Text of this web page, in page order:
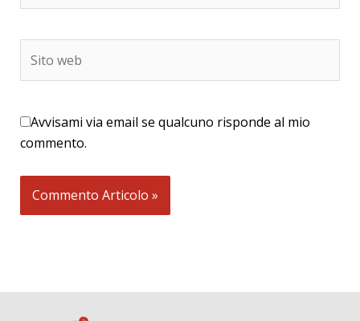
web
Avvisami via email se qualcuno risponde al mio
commento.